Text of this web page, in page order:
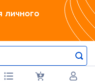
личного